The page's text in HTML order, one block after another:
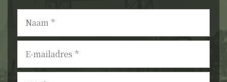
Naam *
E-
mailadres *
Telefoonnummer